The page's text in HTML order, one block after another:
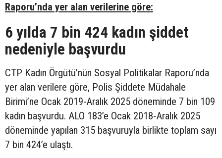
Raporu’nda yer alan verilerine göre:
6 yılda 7 bin 424 kadın şiddet
nedeniyle başvurdu
CTP Kadın Örgütü’nün Sosyal Politikalar Raporu’nda
yer alan verilere göre, Polis Şiddete Müdahale
Birimi’ne Ocak 2019-Aralık 2025 döneminde 7 bin 109
kadın başvurdu. ALO 183’e Ocak 2018-Aralık 2025
döneminde yapılan 315 başvuruyla birlikte toplam sayı
7 bin 424’e ulaştı.